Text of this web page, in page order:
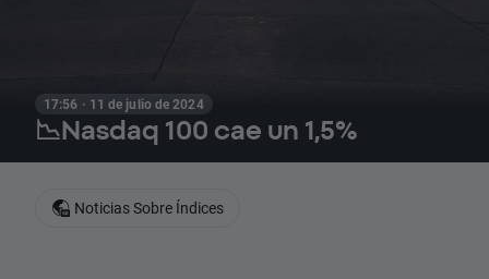
17:56 · 11 de julio de 2024
📉Nasdaq 100 cae un 1,5%
Noticias Sobre Índices